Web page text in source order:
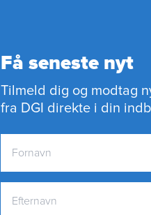
Få seneste nyt
Tilmeld dig og modtag
fra DGI direkte i din